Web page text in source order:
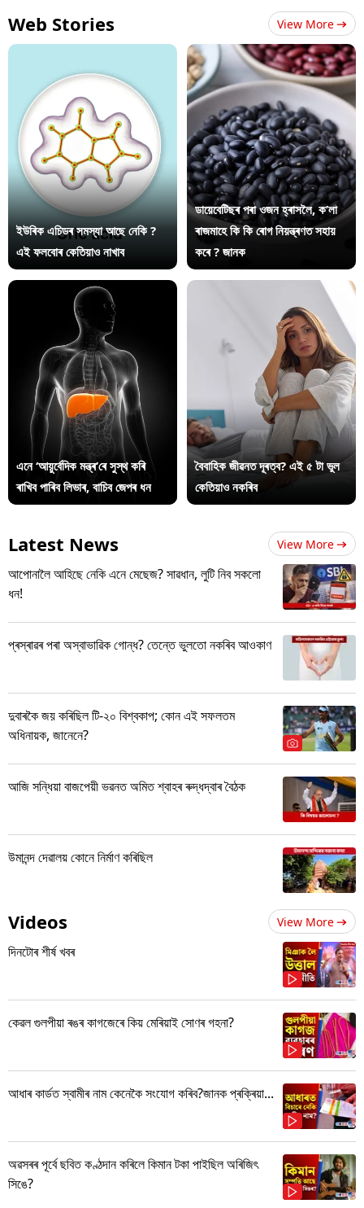
Web Stories View More
ইউৰিক এচিডৰ সমস্যা আছে নেকি ?
এই ফলবোৰ কেতিয়াও নাখাব
ডায়েবেটিছৰ পৰা ওজন হ্ৰাসলৈ, ক’লা
ৰাজমাহে কি কি ৰোগ নিয়ন্ত্ৰণত সহায়
কৰে ? জানক
এনে ‘আয়ুৰ্বেদিক মন্ত্ৰ’ৰে সুস্থ কৰি
ৰাখিব পাৰিব লিভাৰ, বাচিব জেপৰ ধন
বৈবাহিক জীৱনত দূৰত্ব? এই ৫ টা ভুল
কেতিয়াও নকৰিব
Latest News View More
আপোনালৈ আহিছে নেকি এনে মেছেজ? সাৱধান, লুটি নিব সকলো
ধন!
প্ৰস্ৰাৱৰ পৰা অস্বাভাৱিক গোন্ধ? তেন্তে ভুলতো নকৰিব আওকাণ
দুবাৰকৈ জয় কৰিছিল টি-২০ বিশ্বকাপ; কোন এই সফলতম
অধিনায়ক, জানেনে?
আজি সন্ধিয়া বাজপেয়ী ভৱনত অমিত শ্বাহৰ ৰুদ্ধদ্বাৰ বৈঠক
উমানন্দ দেৱালয় কোনে নিৰ্মাণ কৰিছিল
Videos View More
দিনটোৰ শীৰ্ষ খবৰ
কেৱল গুলপীয়া ৰঙৰ কাগজেৰে কিয় মেৰিয়াই সোণৰ গহনা?
আধাৰ কাৰ্ডত স্বামীৰ নাম কেনেকৈ সংযোগ কৰিব?জানক প্ৰক্ৰিয়া...
অৱসৰৰ পূৰ্বে ছবিত কণ্ঠদান কৰিলে কিমান টকা পাইছিল অৰিজিৎ
সিঙে?